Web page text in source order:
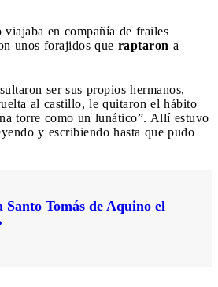
viajaba en compañía de frailes
unos forajidos que raptaron a
ser sus propios hermanos,
al castillo, le quitaron el hábito
torre como un lunático”. Allí estuvo
y escribiendo hasta que pudo
Santo Tomás de Aquino el